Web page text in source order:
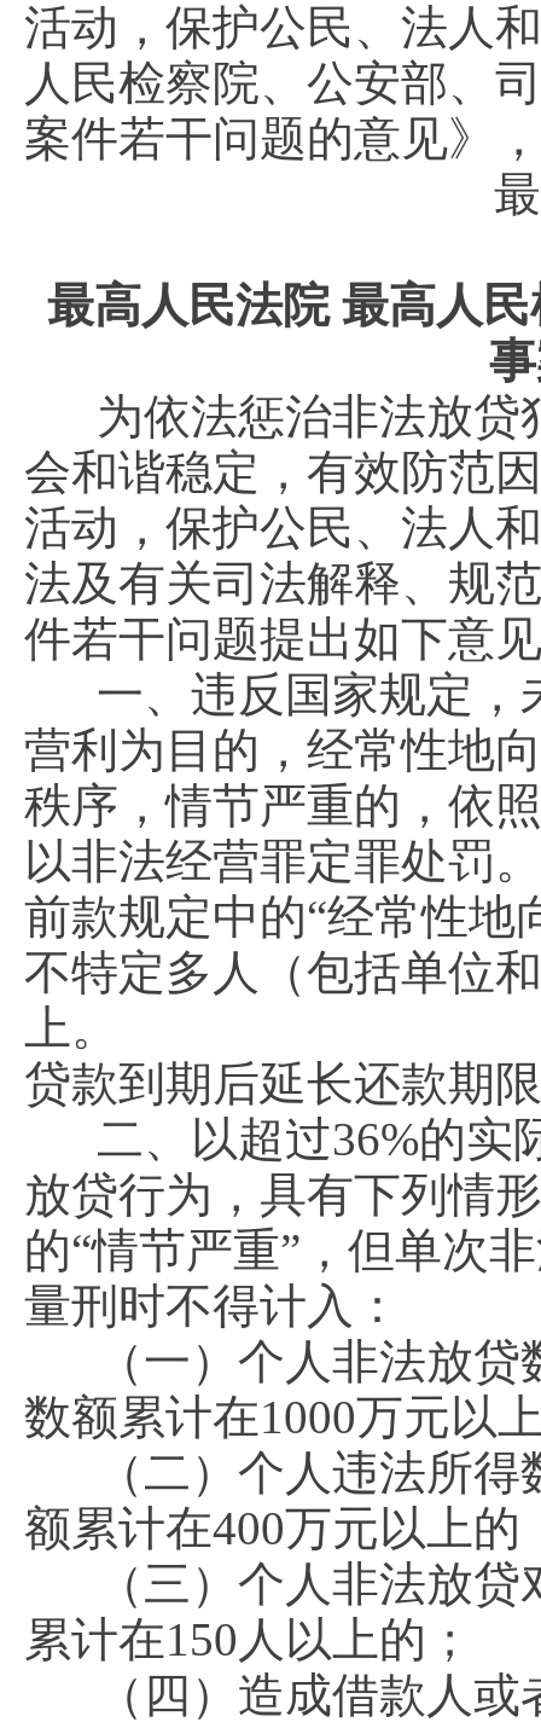
活动，保护公民、法人
人民检察院、公安部、
案件若干问题的意见》
最高人民法院 最高人
为依法惩治非法放
会和谐稳定，有效防范
活动，保护公民、法人
法及有关司法解释、规
件若干问题提出如下意
一、违反国家规定
营利为目的，经常性地
秩序，情节严重的，依
以非法经营罪定罪处罚。
前款规定中的“经常性地
不特定多人（包括单位
上。
贷款到期后延长还款期
二、以超过36%的实
放贷行为，具有下列情
的“情节严重”，但单次
量刑时不得计入：
（一）个人非法放
数额累计在1000万元以
（二）个人违法所
额累计在400万元以上的
（三）个人非法放
累计在150人以上的；
（四）造成借款人